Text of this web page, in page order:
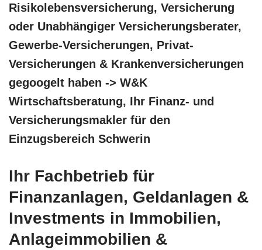
Risikolebensversicherung, Versicherung
oder Unabhängiger Versicherungsberater,
Gewerbe-Versicherungen, Privat-
Versicherungen & Krankenversicherungen
gegoogelt haben -> W&K
Wirtschaftsberatung, Ihr Finanz- und
Versicherungsmakler für den
Einzugsbereich Schwerin
Ihr Fachbetrieb für
Finanzanlagen, Geldanlagen &
Investments in Immobilien,
Anlageimmobilien &